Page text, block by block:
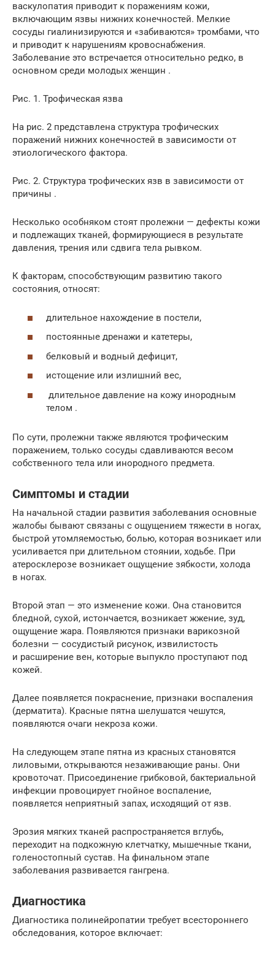
васкулопатия приводит к поражениям кожи,
включающим язвы нижних конечностей. Мелкие
сосуды гиалинизируются и «забиваются» тромбами, что
и приводит к нарушениям кровоснабжения.
Заболевание это встречается относительно редко, в
основном среди молодых женщин .
Рис. 1. Трофическая язва
На рис. 2 представлена структура трофических
поражений нижних конечностей в зависимости от
этиологического фактора.
Рис. 2. Структура трофических язв в зависимости от
причины .
Несколько особняком стоят пролежни — дефекты кожи
и подлежащих тканей, формирующиеся в результате
давления, трения или сдвига тела рывком.
К факторам, способствующим развитию такого
состояния, относят:
длительное нахождение в постели,
постоянные дренажи и катетеры,
белковый и водный дефицит,
истощение или излишний вес,
длительное давление на кожу инородным
телом .
По сути, пролежни также являются трофическим
поражением, только сосуды сдавливаются весом
собственного тела или инородного предмета.
Симптомы и стадии
На начальной стадии развития заболевания основные
жалобы бывают связаны с ощущением тяжести в ногах,
быстрой утомляемостью, болью, которая возникает или
усиливается при длительном стоянии, ходьбе. При
атеросклерозе возникает ощущение зябкости, холода
в ногах.
Второй этап — это изменение кожи. Она становится
бледной, сухой, истончается, возникает жжение, зуд,
ощущение жара. Появляются признаки варикозной
болезни — сосудистый рисунок, извилистость
и расширение вен, которые выпукло проступают под
кожей.
Далее появляется покраснение, признаки воспаления
(дерматита). Красные пятна шелушатся чешутся,
появляются очаги некроза кожи.
На следующем этапе пятна из красных становятся
лиловыми, открываются незаживающие раны. Они
кровоточат. Присоединение грибковой, бактериальной
инфекции провоцирует гнойное воспаление,
появляется неприятный запах, исходящий от язв.
Эрозия мягких тканей распространяется вглубь,
переходит на подкожную клетчатку, мышечные ткани,
голеностопный сустав. На финальном этапе
заболевания развивается гангрена.
Диагностика
Диагностика полинейропатии требует всестороннего
обследования, которое включает: